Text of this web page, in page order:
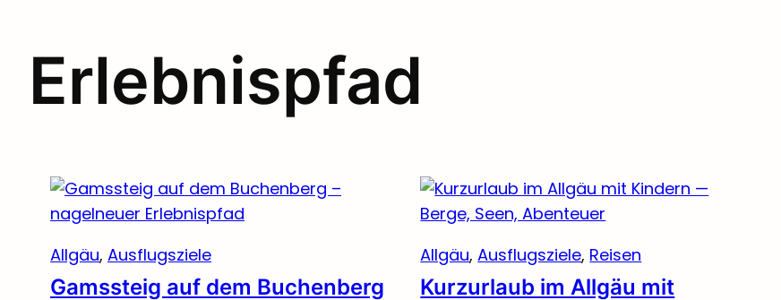
Erlebnispfad
Allgäu, Ausflugsziele
Gamssteig auf dem Buchenberg
Allgäu, Ausflugsziele, Reisen
Kurzurlaub im Allgäu mit